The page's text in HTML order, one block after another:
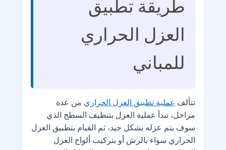
طريقة تطبيق
العزل الحراري
للمباني
تتألفعملية تطبيق العزل الحراري من عدة
مراحل، تبدأ عملية العزل بتنظيف السطح الذي
سوف يتم عزله بشكل جيد، ثم القيام بتطبيق العزل
الحراري سواء بالرش أو بتركيب ألواح العزل